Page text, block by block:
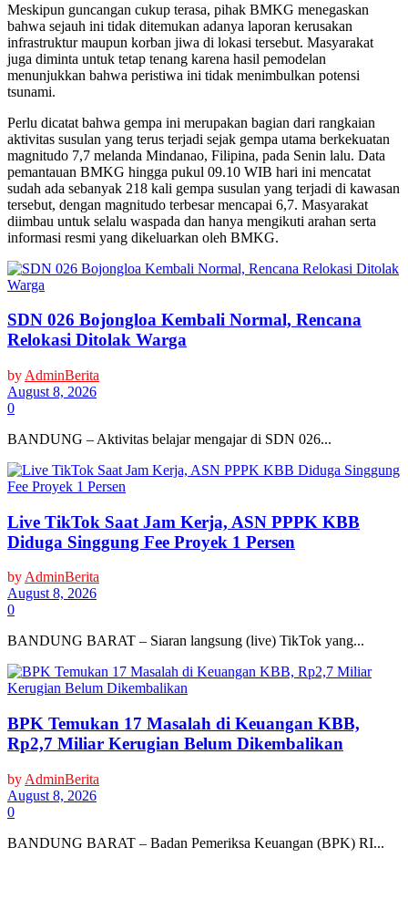
Meskipun guncangan cukup terasa, pihak BMKG menegaskan
bahwa sejauh ini tidak ditemukan adanya laporan kerusakan
infrastruktur maupun korban jiwa di lokasi tersebut. Masyarakat
juga diminta untuk tetap tenang karena hasil pemodelan
menunjukkan bahwa peristiwa ini tidak menimbulkan potensi
tsunami.
Perlu dicatat bahwa gempa ini merupakan bagian dari rangkaian
aktivitas susulan yang terus terjadi sejak gempa utama berkekuatan
magnitudo 7,7 melanda Mindanao, Filipina, pada Senin lalu. Data
pemantauan BMKG hingga pukul 09.10 WIB hari ini mencatat
sudah ada sebanyak 218 kali gempa susulan yang terjadi di kawasan
tersebut, dengan magnitudo terbesar mencapai 6,7. Masyarakat
diimbau untuk selalu waspada dan hanya mengikuti arahan serta
informasi resmi yang dikeluarkan oleh BMKG.
SDN 026 Bojongloa Kembali Normal, Rencana
Relokasi Ditolak Warga
by AdminBerita
August 8, 2026
0
BANDUNG – Aktivitas belajar mengajar di SDN 026...
Live TikTok Saat Jam Kerja, ASN PPPK KBB
Diduga Singgung Fee Proyek 1 Persen
by AdminBerita
August 8, 2026
0
BANDUNG BARAT – Siaran langsung (live) TikTok yang...
BPK Temukan 17 Masalah di Keuangan KBB,
Rp2,7 Miliar Kerugian Belum Dikembalikan
by AdminBerita
August 8, 2026
0
BANDUNG BARAT – Badan Pemeriksa Keuangan (BPK) RI...